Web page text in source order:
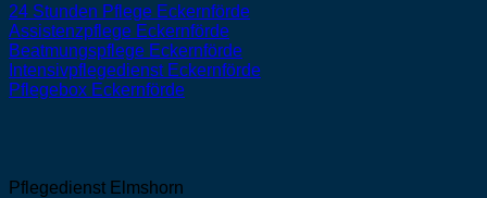
24 Stunden Pflege Eckernförde
Assistenzpflege Eckernförde
Beatmungspflege Eckernförde
Intensivpflegedienst Eckernförde
Pflegebox Eckernförde
Pflegedienst Elmshorn